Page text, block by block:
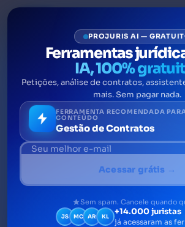
Vazamento de
instituições
públicas
A proteção dos dados
previsão na Constituição
recebe um tratamento especial
legislações
PROJURIS AI —
Ferramentas
IA, 100%
Petições, análise de contratos,
mais. Sem pagar nada.
FERRAMENTA RECOMENDADA
CONTEÚDO
Gestão de Contratos
Acessar grátis →
Sem spam. Cancele quando
JS MC AR KL +14.000 juristas
já acessaram as